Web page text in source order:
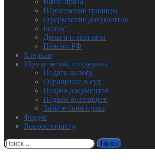
Пересечение границы
Оформление документов
Бизнес
Деньги и выплаты
Пенсии РФ
Клеркам
Юридическая поддержка
Подать жалобу
Обращение в суд
Подача документов
Подаем апелляцию
Знайте свои права
Форум
Вопрос юристу
Найти: